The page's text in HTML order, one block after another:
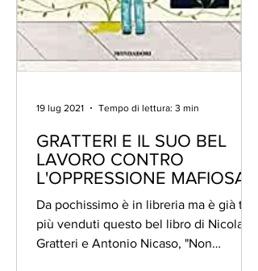
GRATTERI E IL SUO BEL
LAVORO CONTRO
L'OPPRESSIONE MAFIOSA
Da pochissimo è in libreria ma è già tra i
più venduti questo bel libro di Nicola
Gratteri e Antonio Nicaso, "Non
19 lug 2021 Tempo di lettura: 3 min